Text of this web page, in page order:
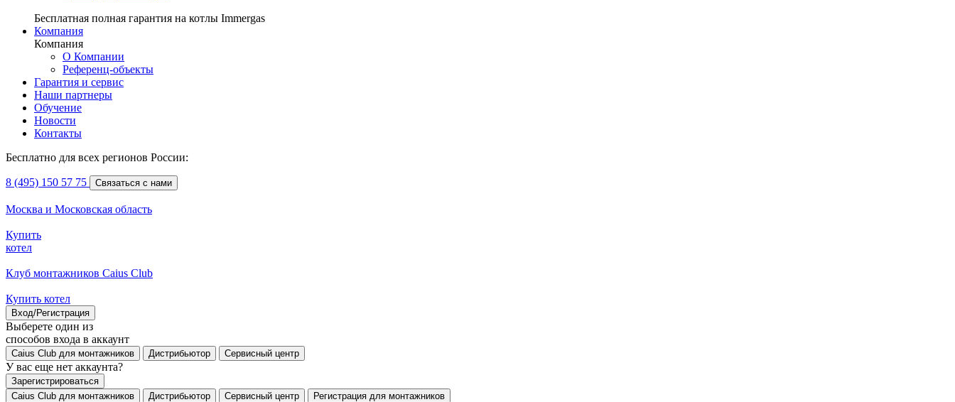
Бесплатная полная гарантия на котлы Immergas
Компания
Компания
О Компании
Референц-объекты
Гарантия и сервис
Наши партнеры
Обучение
Новости
Контакты
Бесплатно для всех регионов России:
8 (495) 150 57 75 Связаться с нами
Москва и Московская область
Купить
котел
Клуб монтажников Caius Club
Купить котел
Вход/Регистрация
Выберете один из
способов входа в аккаунт
Caius Club для монтажников Дистрибьютор Сервисный центр
У вас еще нет аккаунта?
Зарегистрироваться
Caius Club для монтажников
Дистрибьютор Сервисный центр Регистрация для монтажников